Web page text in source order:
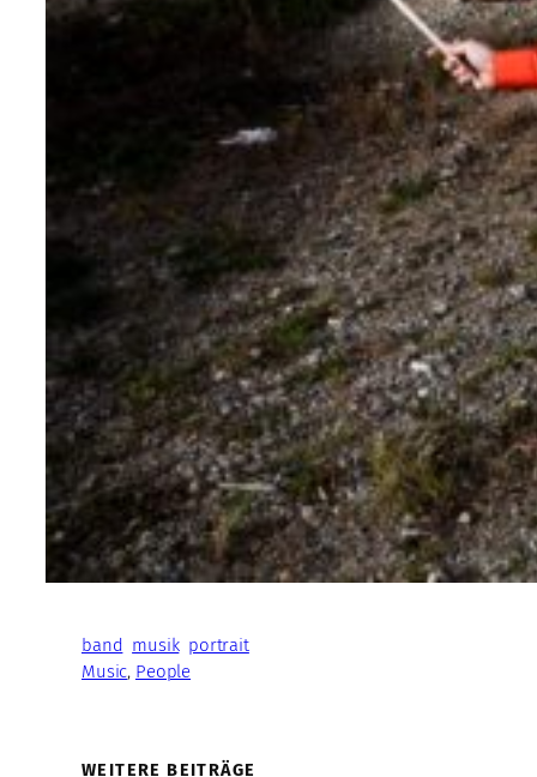
band musik portrait
Music, People
WEITERE BEITRÄGE